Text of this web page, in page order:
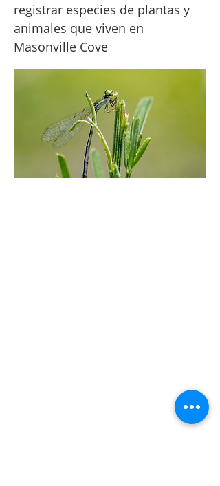
registrar especies de plantas y
animales que viven en
Masonville Cove